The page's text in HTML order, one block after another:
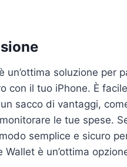
un’ottima soluzione per
con il tuo iPhone. È
sacco di vantaggi,
le tue spese.
semplice e sicuro
Wallet è un’ottima